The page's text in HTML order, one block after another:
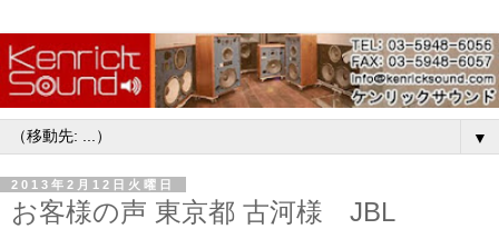
▼
2013年2月12日火曜日
お客様の声 東京都 古河様 JBL